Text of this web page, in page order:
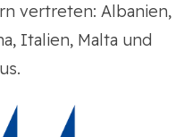
vertreten: Albanien,
Italien, Malta und